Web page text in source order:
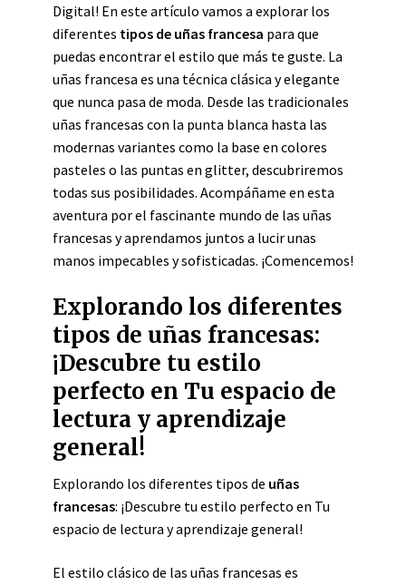
Digital! En este artículo vamos a explorar los
diferentes tipos de uñas francesa para que
puedas encontrar el estilo que más te guste. La
uñas francesa es una técnica clásica y elegante
que nunca pasa de moda. Desde las tradicionales
uñas francesas con la punta blanca hasta las
modernas variantes como la base en colores
pasteles o las puntas en glitter, descubriremos
todas sus posibilidades. Acompáñame en esta
aventura por el fascinante mundo de las uñas
francesas y aprendamos juntos a lucir unas
manos impecables y sofisticadas. ¡Comencemos!
Explorando los diferentes
tipos de uñas francesas:
¡Descubre tu estilo
perfecto en Tu espacio de
lectura y aprendizaje
general!
Explorando los diferentes tipos de uñas
francesas: ¡Descubre tu estilo perfecto en Tu
espacio de lectura y aprendizaje general!
El estilo clásico de las uñas francesas es